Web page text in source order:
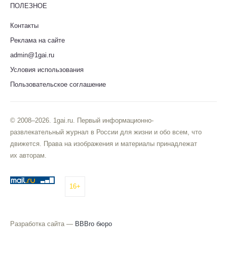
ПОЛЕЗНОЕ
Контакты
Реклама на сайте
admin@1gai.ru
Условия использования
Пользовательское соглашение
© 2008–2026. 1gai.ru. Первый информационно-
развлекательный журнал в России для жизни и обо всем, что
движется. Права на изображения и материалы принадлежат
их авторам.
16+
Разработка сайта — BBBro бюро